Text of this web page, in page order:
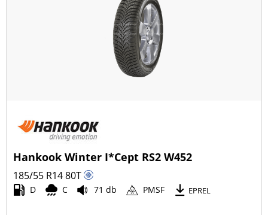
Hankook Winter I*Cept RS2 W452
185/55 R1480T
D C 71 db PMSF EPREL